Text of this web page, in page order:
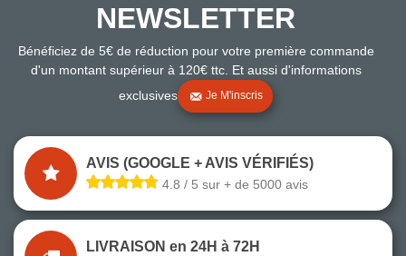
NEWSLETTER
Bénéficiez de 5€ de réduction pour votre première commande
d'un montant supérieur à 120€ ttc. Et aussi d'informations
exclusives
Je M'inscris
AVIS (GOOGLE + AVIS VÉRIFIÉS)
4.8 / 5 sur + de 5000 avis
LIVRAISON en 24H à 72H